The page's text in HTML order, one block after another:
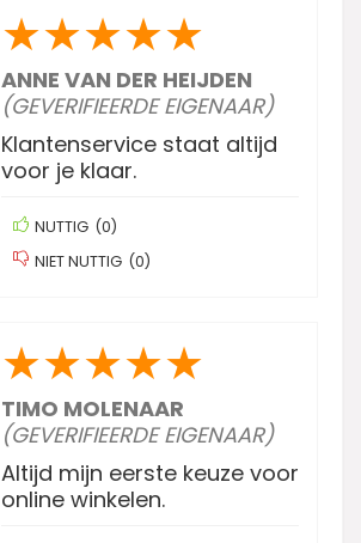
★★★★★
ANNE VAN DER HEIJDEN
(GEVERIFIEERDE EIGENAAR)
Klantenservice staat altijd
voor je klaar.
NUTTIG (0)
NIET NUTTIG (0)
★★★★★
TIMO MOLENAAR
(GEVERIFIEERDE EIGENAAR)
Altijd mijn eerste keuze voor
online winkelen.